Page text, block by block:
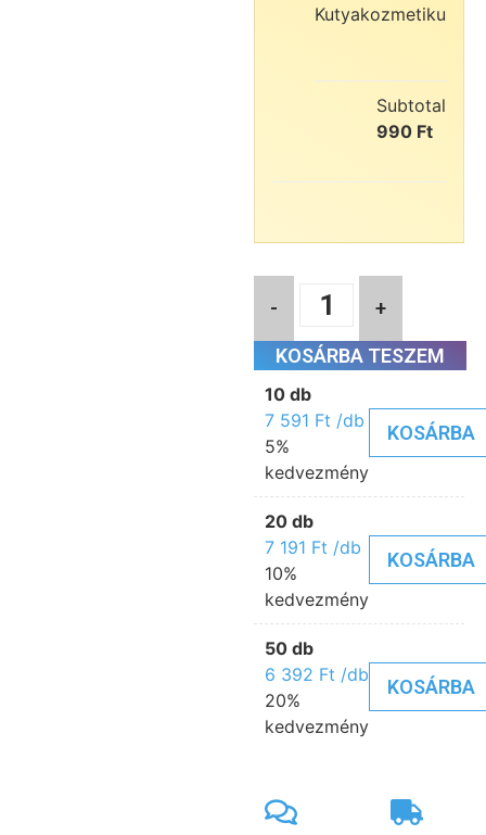
Kutyakozmetikus
Subtotal:
990 Ft
- +
KOSÁRBA TESZEM
10 db
7 591 Ft /db
5%
kedvezmény
KOSÁRBA
20 db
7 191 Ft /db
10%
kedvezmény
KOSÁRBA
50 db
6 392 Ft /db
20%
kedvezmény
KOSÁRBA